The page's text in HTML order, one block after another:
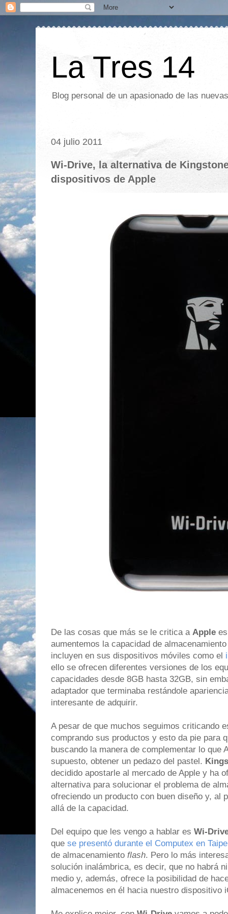
La Tres 14
Blog personal de un apasionado de las
04 julio 2011
Wi-Drive, la alternativa de
dispositivos de Apple
De las cosas que más se le critica a Apple
aumentemos la capacidad de
incluyen en sus dispositivos móviles como el
ello se ofrecen diferentes versiones de los
capacidades desde 8GB hasta 32GB, sin
adaptador que terminaba restándole
interesante de adquirir.
A pesar de que muchos seguimos criticando
comprando sus productos y esto da pie para
buscando la manera de complementar lo que
supuesto, obtener un pedazo del pastel.
decidido apostarle al mercado de Apple y ha
alternativa para solucionar el problema de
ofreciendo un producto con buen diseño y, al
allá de la capacidad.
Del equipo que les vengo a hablar es Wi-
que se presentó durante el Computex en
de almacenamiento flash. Pero lo más
solución inalámbrica, es decir, que no habrá
medio y, además, ofrece la posibilidad de
almacenemos en él hacia nuestro dispositivo